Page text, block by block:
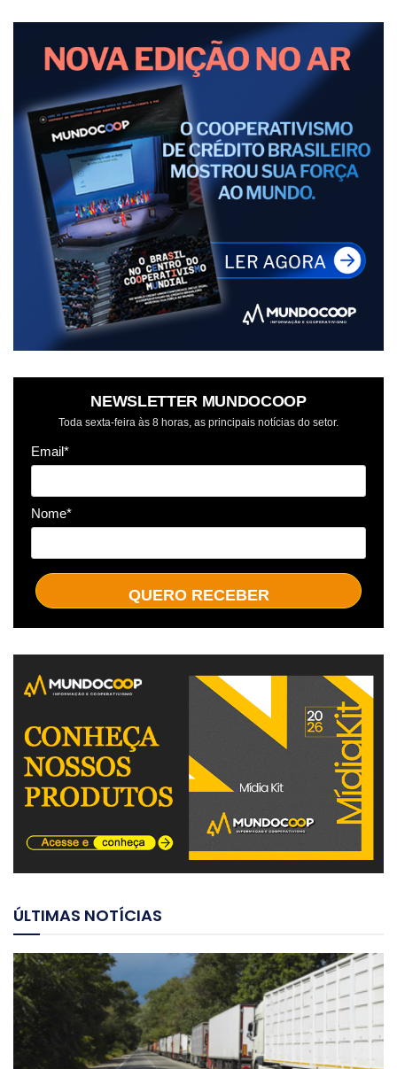
NEWSLETTER MUNDOCOOP
Toda sexta-feira às 8 horas, as principais notícias do setor.
Email*
Nome*
QUERO RECEBER
ÚLTIMAS NOTÍCIAS